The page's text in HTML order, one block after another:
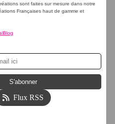
sont faites sur mesure dans notre
Françaises haut de gamme et
Flux RSS